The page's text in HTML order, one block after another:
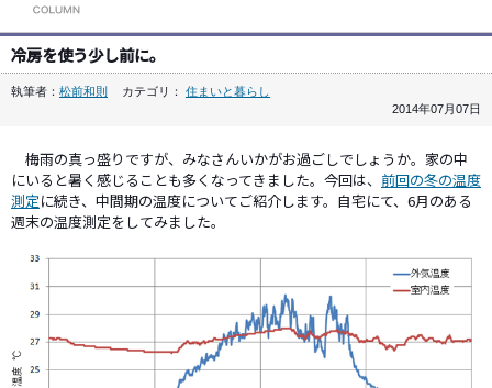
冷房を使う少し前に。
執筆者： 松前和則 カテゴリ： 住まいと暮らし
2014年07月07日
梅雨の真っ盛りですが、みなさんいかがお過ごしでしょうか。家の中
にいると暑く感じることも多くなってきました。今回は、 前回の冬の温度
測定に続き、中間期の温度についてご紹介します。自宅にて、6月のある
週末の温度測定をしてみました。